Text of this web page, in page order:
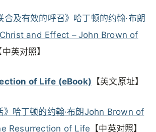
合及有效的呼召》哈丁顿的约翰·布朗
and Effect – John Brown of
英对照】
of Life (eBook) 【英文原址】
》哈丁顿的约翰·布朗John Brown of
Resurrection of Life 【中英对照】